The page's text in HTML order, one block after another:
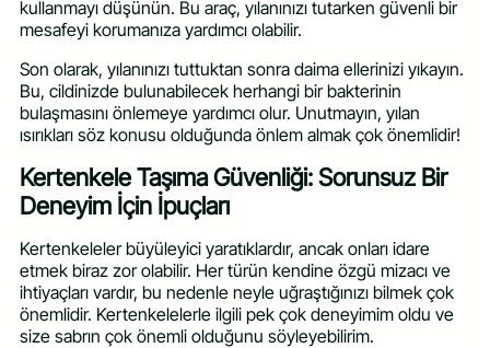
kullanmayı düşünün. Bu araç, yılanınızı tutarken güvenli bir
mesafeyi korumanıza yardımcı olabilir.
Son olarak, yılanınızı tuttuktan sonra daima ellerinizi yıkayın.
Bu, cildinizde bulunabilecek herhangi bir bakterinin
bulaşmasını önlemeye yardımcı olur. Unutmayın, yılan
ısırıkları söz konusu olduğunda önlem almak çok önemlidir!
Kertenkele Taşıma Güvenliği: Sorunsuz Bir
Deneyim İçin İpuçları
Kertenkeleler büyüleyici yaratıklardır, ancak onları idare
etmek biraz zor olabilir. Her türün kendine özgü mizacı ve
ihtiyaçları vardır, bu nedenle neyle uğraştığınızı bilmek çok
önemlidir. Kertenkelelerle ilgili pek çok deneyimim oldu ve
size sabrın çok önemli olduğunu söyleyebilirim.